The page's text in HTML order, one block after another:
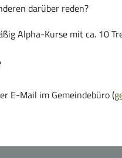
darüber reden?
Alpha-Kurse mit ca. 10
E-Mail im Gemeindebüro (